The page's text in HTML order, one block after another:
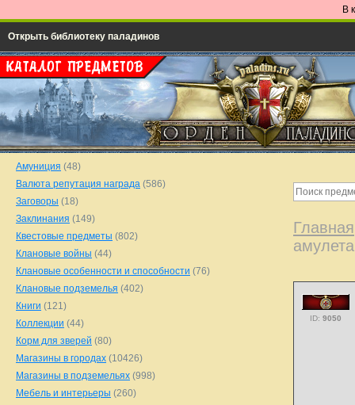
В
Открыть библиотеку паладинов
Главная
амулета
ID: 9050
Амуниция (48)
Валюта репутация награда (586)
Заговоры (18)
Заклинания (149)
Квестовые предметы (802)
Клановые войны (44)
Клановые особенности и способности (76)
Клановые подземелья (402)
Книги (121)
Коллекции (44)
Корм для зверей (80)
Магазины в городах (10426)
Магазины в подземельях (998)
Мебель и интерьеры (260)